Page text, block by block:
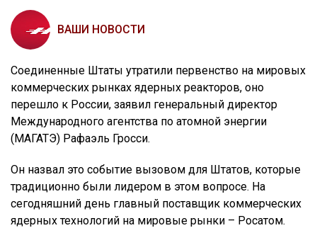
ВАШИ НОВОСТИ
Соединенные Штаты утратили первенство на мировых
коммерческих рынках ядерных реакторов, оно
перешло к России, заявил генеральный директор
Международного агентства по атомной энергии
(МАГАТЭ) Рафаэль Гросси.
Он назвал это событие вызовом для Штатов, которые
традиционно были лидером в этом вопросе. На
сегодняшний день главный поставщик коммерческих
ядерных технологий на мировые рынки – Росатом.